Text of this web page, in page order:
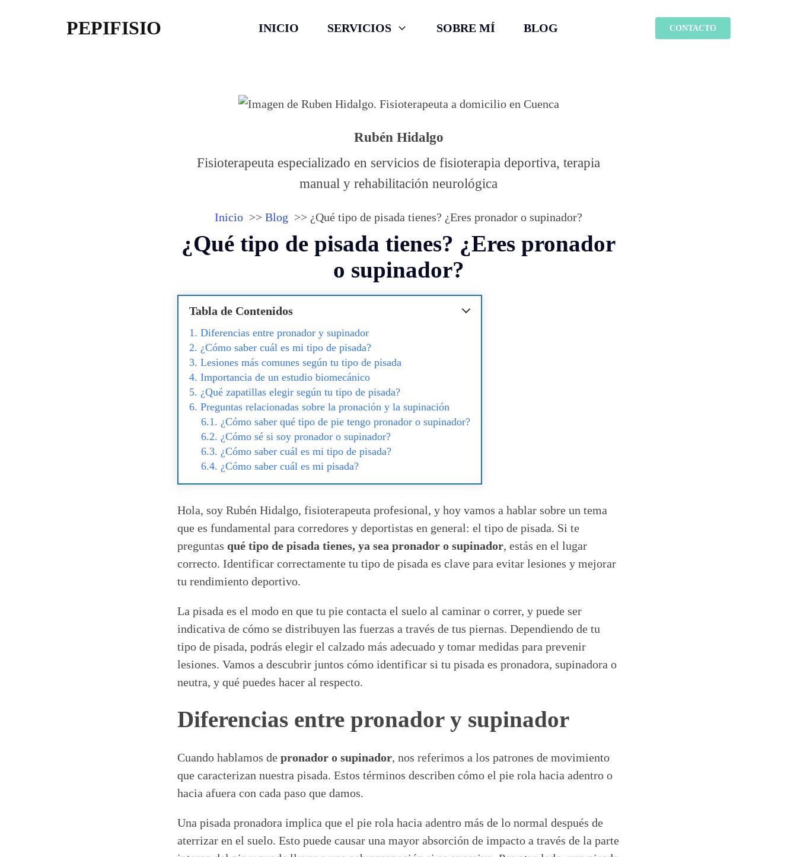
PEPIFISIO INICIO SERVICIOS SOBRE MÍ BLOG CONTACTO
Rubén Hidalgo
Fisioterapeuta especializado en servicios de fisioterapia deportiva, terapia
manual y rehabilitación neurológica
Inicio Blog ¿Qué tipo de pisada tienes? ¿Eres pronador o supinador?
¿Qué tipo de pisada tienes? ¿Eres pronador
o supinador?
Tabla de Contenidos
Diferencias entre pronador y supinador
¿Cómo saber cuál es mi tipo de pisada?
Lesiones más comunes según tu tipo de pisada
Importancia de un estudio biomecánico
¿Qué zapatillas elegir según tu tipo de pisada?
Preguntas relacionadas sobre la pronación y la supinación
¿Cómo saber qué tipo de pie tengo pronador o supinador?
¿Cómo sé si soy pronador o supinador?
¿Cómo saber cuál es mi tipo de pisada?
¿Cómo saber cuál es mi pisada?
Hola, soy Rubén Hidalgo, fisioterapeuta profesional, y hoy vamos a hablar sobre un tema
que es fundamental para corredores y deportistas en general: el tipo de pisada. Si te
preguntas qué tipo de pisada tienes, ya sea pronador o supinador, estás en el lugar
correcto. Identificar correctamente tu tipo de pisada es clave para evitar lesiones y mejorar
tu rendimiento deportivo.
La pisada es el modo en que tu pie contacta el suelo al caminar o correr, y puede ser
indicativa de cómo se distribuyen las fuerzas a través de tus piernas. Dependiendo de tu
tipo de pisada, podrás elegir el calzado más adecuado y tomar medidas para prevenir
lesiones. Vamos a descubrir juntos cómo identificar si tu pisada es pronadora, supinadora o
neutra, y qué puedes hacer al respecto.
Diferencias entre pronador y supinador
Cuando hablamos de pronador o supinador, nos referimos a los patrones de movimiento
que caracterizan nuestra pisada. Estos términos describen cómo el pie rola hacia adentro o
hacia afuera con cada paso que damos.
Una pisada pronadora implica que el pie rola hacia adentro más de lo normal después de
aterrizar en el suelo. Esto puede causar una mayor absorción de impacto a través de la parte